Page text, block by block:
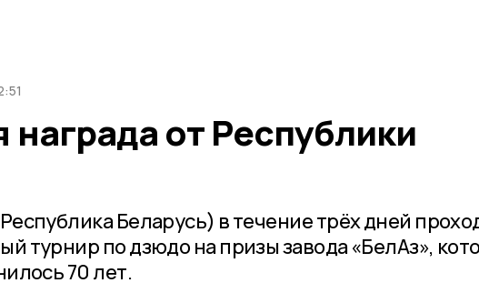
награда от Республики
Беларусь) в течение трёх дней
турнир по дзюдо на призы завода «БелАз»,
70 лет.